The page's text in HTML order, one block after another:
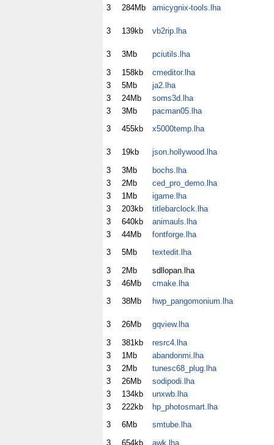
3 284Mb amicygnix-tools.lha
3 139kb vb2rip.lha
3 3Mb
pciutils.lha
3
158kb
cmeditor.lha
3
5Mb
ja2.lha
3
24Mb
soms3d.lha
3
3Mb
pacman05.lha
3
455kb x5000temp.lha
3 19kb
json.hollywood.lha
3
3Mb
bochs.lha
3
2Mb
ced_pro_demo.lha
3
1Mb
igame.lha
3
203kb
titlebarclock.lha
3
640kb
animauls.lha
3
44Mb
fontforge.lha
3
5Mb
textedit.lha
3
2Mb
sdllopan.lha
3
46Mb
cmake.lha
3
38Mb hwp_pangomonium.lha
3 26Mb
gqview.lha
3
381kb
resrc4.lha
3
1Mb
abandonmi.lha
3
2Mb
tunesc68_plug.lha
3
26Mb
sodipodi.lha
3
134kb
unxwb.lha
3
222kb
hp_photosmart.lha
3
6Mb
smtube.lha
3
654kb
awk.lha